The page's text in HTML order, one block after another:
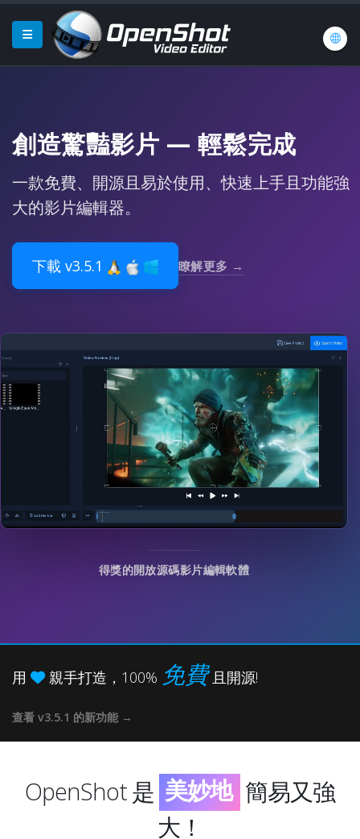
創造驚豔影片 —輕鬆完成
一款免費、開源且易於使用、快速上手且功能強
大的影片編輯器。
下載 v3.5.1 瞭解更多 →
得獎的開放源碼影片編輯軟體
用 親手打造，100% 免費且開源!
查看 v3.5.1 的新功能 →
OpenShot 是
令人難以置信地
令人驚訝地
令人難以置信地
簡易又
強大！